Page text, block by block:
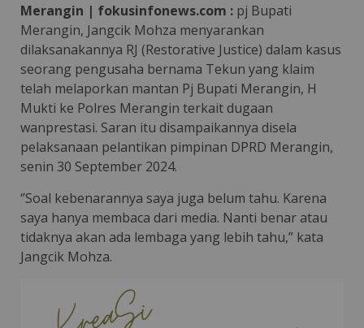
Merangin | fokusinfonews.com : pj Bupati
Merangin, Jangcik Mohza menyarankan
dilaksanakannya RJ (Restorative Justice) dalam kasus
seorang pengusaha bernama Tekun yang klaim
telah melaporkan mantan Pj Bupati Merangin, H
Mukti ke Polres Merangin terkait dugaan
wanprestasi. Saran itu disampaikannya disela
pelaksanaan pelantikan pimpinan DPRD Merangin,
senin 30 September 2024.
‘’Soal kebenarannya saya juga belum tahu. Karena
saya hanya membaca dari media. Nanti benar atau
tidaknya akan ada lembaga yang lebih tahu,” kata
Jangcik Mohza.